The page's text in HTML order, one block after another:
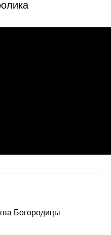
Богородицы